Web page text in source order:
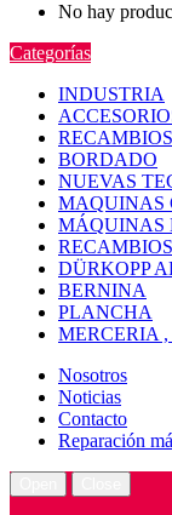
No hay
Categorías
INDUSTRIA
BORDADO
NUEVAS
MAQUINAS
MÁQUINAS
DÜRKOPP
BERNINA
PLANCHA
MERCERIA
Nosotros
Noticias
Contacto
Reparación